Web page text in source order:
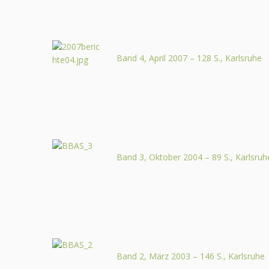
Band 4, April 2007 – 128 S., Karlsruhe
Band 3, Oktober 2004 – 89 S.,
Band 2, März 2003 – 146 S., Karlsruhe